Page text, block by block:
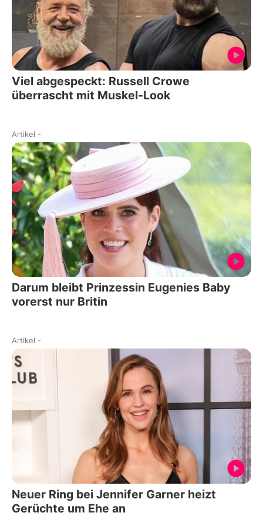
Viel abgespeckt: Russell Crowe
überrascht mit Muskel-Look
Artikel -
Darum bleibt Prinzessin Eugenies Baby
vorerst nur Britin
Artikel -
Neuer Ring bei Jennifer Garner heizt
Gerüchte um Ehe an